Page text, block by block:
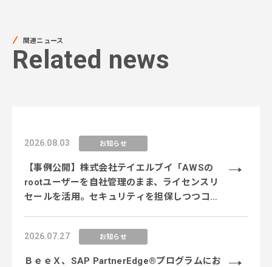
関連ニュース
Related news
2026.08.03 お知らせ
【事例公開】株式会社テイエルブイ「AWSの
rootユーザーを自社管理のまま、ライセンスリ
セールを活用。セキュリティを担保しつつコス
2026.07.27 お知らせ
ＢｅｅＸ、SAP PartnerEdge®プログラムにお